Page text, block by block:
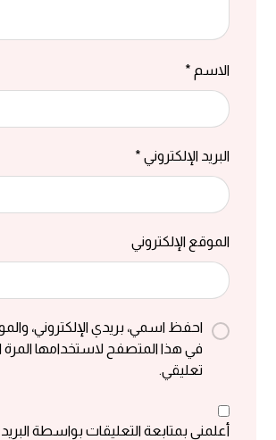
الاسم *
البريد الإلكتروني *
الموقع الإلكتروني
احفظ اسمي، بريدي الإلكتروني،
في هذا المتصفح لاستخدامها المرة
تعليقي.
أعلمني بمتابعة التعليقات بواسطة البريد